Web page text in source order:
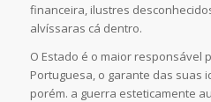
financeira, ilustres
alvíssaras cá dentro.
O Estado é o maior responsável
Portuguesa, o garante das suas
porém. a guerra esteticamente